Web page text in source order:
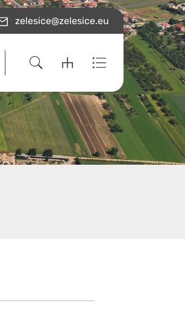
zelesice@zelesice.eu